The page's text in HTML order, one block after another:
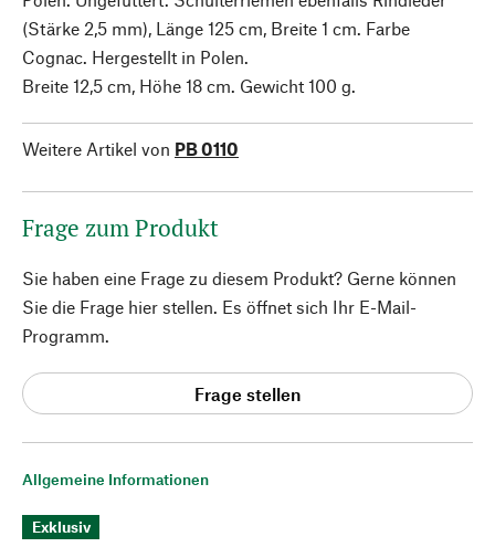
Allgemeine Informationen
Exklusiv
(Stärke 2,5 mm), Länge 125 cm, Breite 1 cm. Farbe
Cognac. Hergestellt in Polen.
Breite 12,5 cm, Höhe 18 cm. Gewicht 100 g.
Weitere Artikel von PB 0110
Frage zum Produkt
Sie haben eine Frage zu diesem Produkt? Gerne können
Sie die Frage hier stellen. Es öffnet sich Ihr E-Mail-
Programm.
Frage stellen